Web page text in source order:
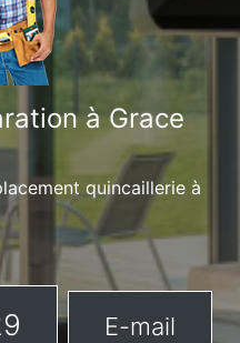
à Grace
quincaillerie à
E-mail